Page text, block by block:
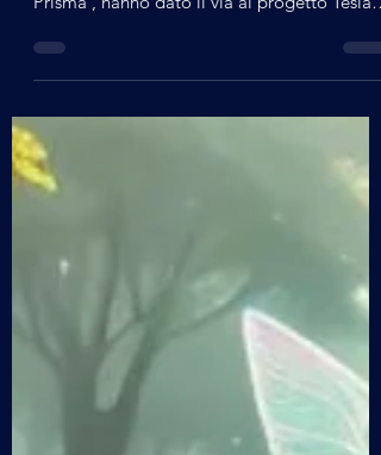
Prisma , hanno dato il via al progetto Tesla
Experiment rivolto agli studenti dell'Istituto
CR. Forma di Cremona , un primo ciclo di
quattro appuntamenti storico-didattici con
alunni e docenti dell'Azienda Speciale di
incontri della durata di due ore assieme ai
giovani futuri professionisti in coso di
formazione nei campi della ristorazione, del